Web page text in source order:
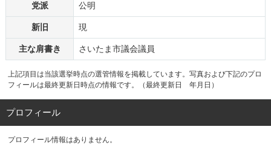
党派 公明
新旧 現
主な肩書き さいたま市議会議員
上記項目は当該選挙時点の選管情報を掲載しています。写真および下記のプロ
フィールは最終更新日時点の情報です。（最終更新日 年月日）
プロフィール
プロフィール情報はありません。